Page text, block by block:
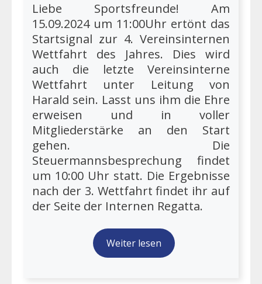
Liebe Sportsfreunde! Am
15.09.2024 um 11:00Uhr ertönt das
Startsignal zur 4. Vereinsinternen
Wettfahrt des Jahres. Dies wird
auch die letzte Vereinsinterne
Wettfahrt unter Leitung von
Harald sein. Lasst uns ihm die Ehre
erweisen und in voller
Mitgliederstärke an den Start
gehen. Die
Steuermannsbesprechung findet
um 10:00 Uhr statt. Die Ergebnisse
nach der 3. Wettfahrt findet ihr auf
der Seite der Internen Regatta.
Weiter lesen